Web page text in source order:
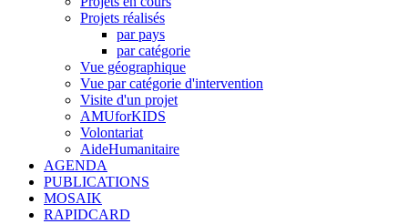
Projets réalisés
par pays
par catégorie
Vue géographique
Vue par catégorie d'intervention
Visite d'un projet
AMUforKIDS
Volontariat
AideHumanitaire
AGENDA
PUBLICATIONS
MOSAIK
RAPIDCARD